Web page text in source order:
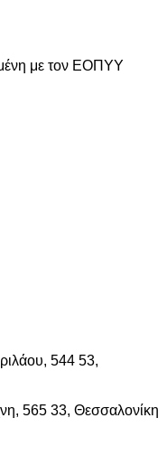
με τον ΕΟΠΥΥ
544 53,
565 33, Θεσσαλονίκη